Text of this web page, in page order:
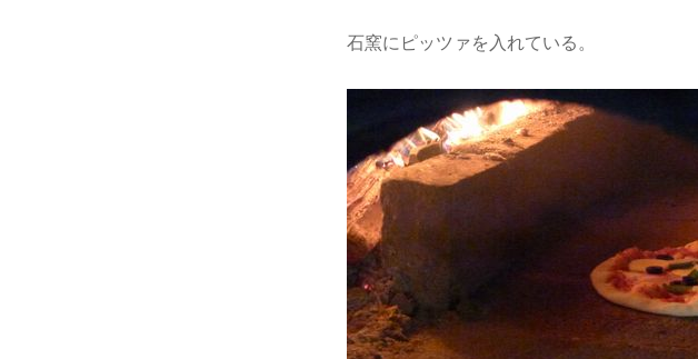
石窯にピッツァを入れている。